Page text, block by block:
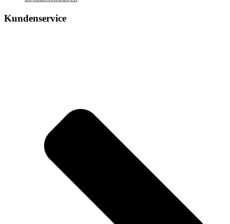
Kundenservice